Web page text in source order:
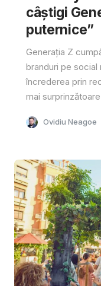
câștigi
puternice”
Generația Z
branduri pe
încrederea prin
mai
Ovidiu Neagoe